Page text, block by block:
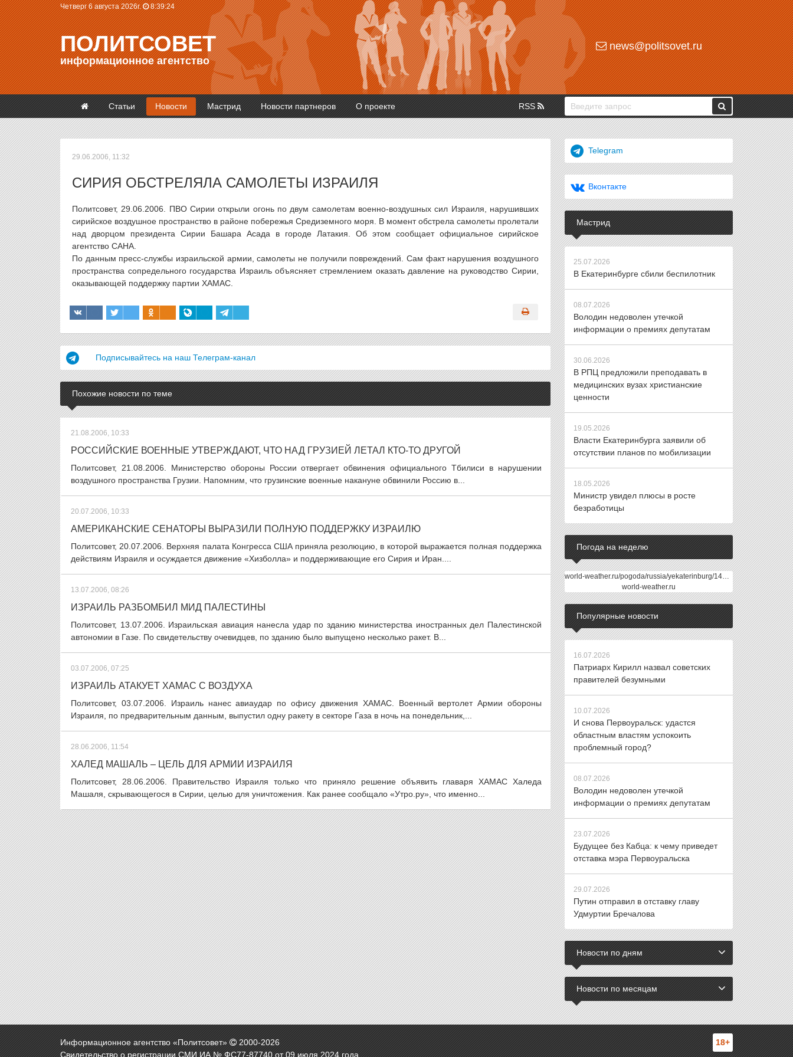
Четверг 6 августа 2026г. 8:39:25
ПОЛИТСОВЕТ
информационное агентство
news@politsovet.ru
Статьи Новости Мастрид Новости партнеров О проекте RSS
29.06.2006, 11:32
СИРИЯ ОБСТРЕЛЯЛА САМОЛЕТЫ ИЗРАИЛЯ
Политсовет, 29.06.2006. ПВО Сирии открыли огонь по двум самолетам военно-воздушных сил Израиля, нарушивших
сирийское воздушное пространство в районе побережья Средиземного моря. В момент обстрела самолеты пролетали
над дворцом президента Сирии Башара Асада в городе Латакия. Об этом сообщает официальное сирийское
агентство САНА.
По данным пресс-службы израильской армии, самолеты не получили повреждений. Сам факт нарушения воздушного
пространства сопредельного государства Израиль объясняет стремлением оказать давление на руководство Сирии,
оказывающей поддержку партии ХАМАС.
Подписывайтесь на наш Телеграм-канал
Похожие новости по теме
21.08.2006, 10:33
РОССИЙСКИЕ ВОЕННЫЕ УТВЕРЖДАЮТ, ЧТО НАД ГРУЗИЕЙ ЛЕТАЛ КТО-ТО ДРУГОЙ
Политсовет, 21.08.2006. Министерство обороны России отвергает обвинения официального Тбилиси в нарушении
воздушного пространства Грузии. Напомним, что грузинские военные накануне обвинили Россию в...
20.07.2006, 10:33
АМЕРИКАНСКИЕ СЕНАТОРЫ ВЫРАЗИЛИ ПОЛНУЮ ПОДДЕРЖКУ ИЗРАИЛЮ
Политсовет, 20.07.2006. Верхняя палата Конгресса США приняла резолюцию, в которой выражается полная поддержка
действиям Израиля и осуждается движение «Хизболла» и поддерживающие его Сирия и Иран....
13.07.2006, 08:26
ИЗРАИЛЬ РАЗБОМБИЛ МИД ПАЛЕСТИНЫ
Политсовет, 13.07.2006. Израильская авиация нанесла удар по зданию министерства иностранных дел Палестинской
автономии в Газе. По свидетельству очевидцев, по зданию было выпущено несколько ракет. В...
03.07.2006, 07:25
ИЗРАИЛЬ АТАКУЕТ ХАМАС С ВОЗДУХА
Политсовет, 03.07.2006. Израиль нанес авиаудар по офису движения ХАМАС. Военный вертолет Армии обороны
Израиля, по предварительным данным, выпустил одну ракету в секторе Газа в ночь на понедельник,...
28.06.2006, 11:54
ХАЛЕД МАШАЛЬ – ЦЕЛЬ ДЛЯ АРМИИ ИЗРАИЛЯ
Политсовет, 28.06.2006. Правительство Израиля только что приняло решение объявить главаря ХАМАС Халеда
Машаля, скрывающегося в Сирии, целью для уничтожения. Как ранее сообщало «Утро.ру», что именно...
Telegram
Вконтакте
Мастрид
25.07.2026
В Екатеринбурге сбили беспилотник
08.07.2026
Володин недоволен утечкой
информации о премиях депутатам
30.06.2026
В РПЦ предложили преподавать в
медицинских вузах христианские
ценности
19.05.2026
Власти Екатеринбурга заявили об
отсутствии планов по мобилизации
18.05.2026
Министр увидел плюсы в росте
безработицы
Погода на неделю
world-weather.ru/pogoda/russia/yekaterinburg/14days/
world-weather.ru
Популярные новости
16.07.2026
Патриарх Кирилл назвал советских
правителей безумными
10.07.2026
И снова Первоуральск: удастся
областным властям успокоить
проблемный город?
08.07.2026
Володин недоволен утечкой
информации о премиях депутатам
23.07.2026
Будущее без Кабца: к чему приведет
отставка мэра Первоуральска
29.07.2026
Путин отправил в отставку главу
Удмуртии Бречалова
Новости по дням
Новости по месяцам
Информационное агентство «Политсовет» 2000-2026
Свидетельство о регистрации СМИ ИА № ФС77-87740 от 09 июля 2024 года.
18+